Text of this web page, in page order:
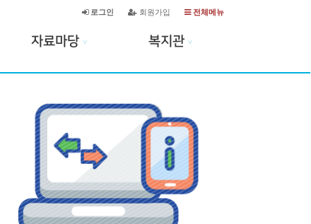
전체메뉴
회원가입
로그인
자료마당 ∨ 복지관 ∨